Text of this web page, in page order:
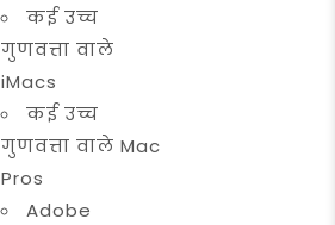
कई उच्च
गुणवत्ता वाले
iMacs
कई उच्च
गुणवत्ता वाले Mac
Pros
Adobe